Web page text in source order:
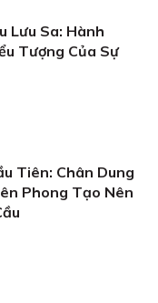
Lưu Sa: Hành
Tượng Của Sự
Tiên: Chân Dung
Phong Tạo Nên